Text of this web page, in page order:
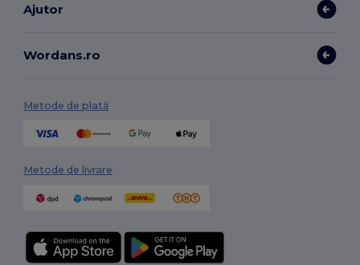
Ajutor
Wordans.ro
Metode de plată
Metode de livrare